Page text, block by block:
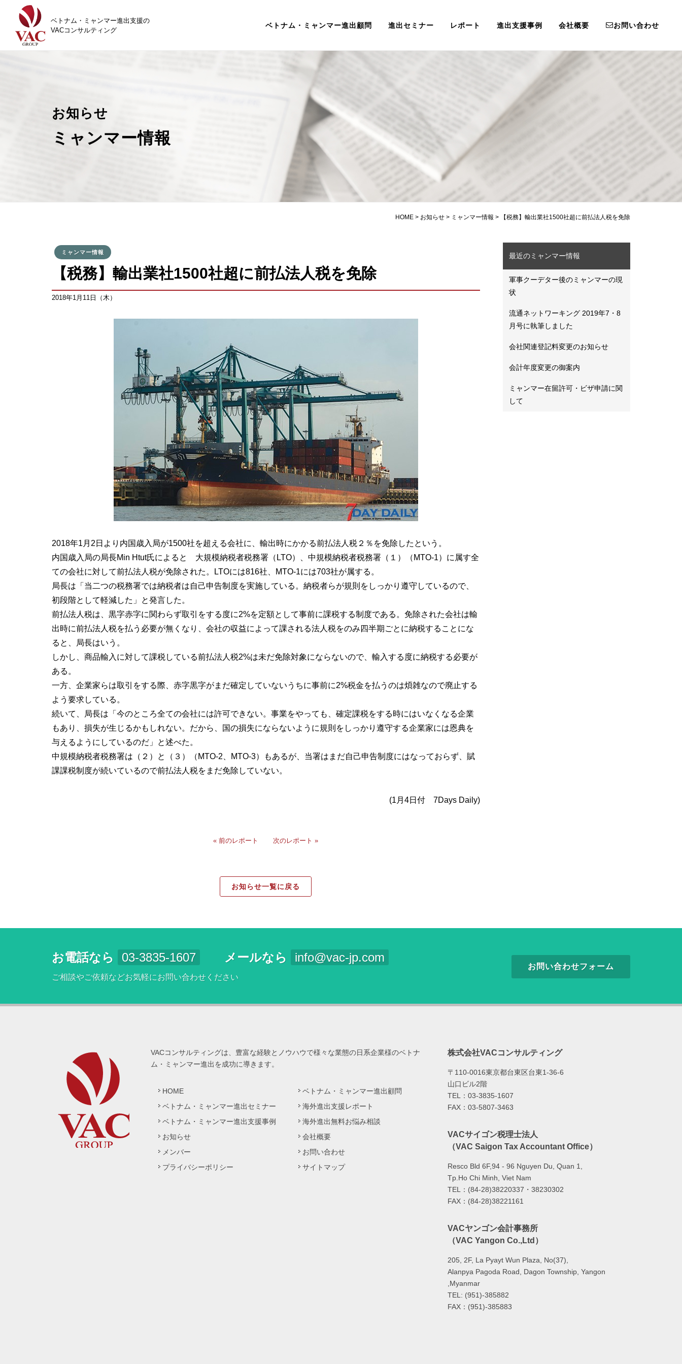
ベトナム・ミャンマー進出支援の
VACコンサルティング
ベトナム・ミャンマー進出顧問 進出セミナー レポート 進出支援事例 会社概要 お問い合わせ
お知らせ
ミャンマー情報
HOME > お知らせ > ミャンマー情報 > 【税務】輸出業社1500社超に前払法人税を免除
ミャンマー情報
【税務】輸出業社1500社超に前払法人税を免除
2018年1月11日（木）
2018年1月2日より内国歳入局が1500社を超える会社に、輸出時にかかる前払法人税２％を免除したという。
内国歳入局の局長Min Htut氏によると 大規模納税者税務署（LTO）、中規模納税者税務署（１）（MTO-1）に属す全
ての会社に対して前払法人税が免除された。LTOには816社、MTO-1には703社が属する。
局長は「当二つの税務署では納税者は自己申告制度を実施している。納税者らが規則をしっかり遵守しているので、
初段階として軽減した」と発言した。
前払法人税は、黒字赤字に関わらず取引をする度に2%を定額として事前に課税する制度である。免除された会社は輸
出時に前払法人税を払う必要が無くなり、会社の収益によって課される法人税をのみ四半期ごとに納税することにな
ると、局長はいう。
しかし、商品輸入に対して課税している前払法人税2%は未だ免除対象にならないので、輸入する度に納税する必要が
ある。
一方、企業家らは取引をする際、赤字黒字がまだ確定していないうちに事前に2%税金を払うのは煩雑なので廃止する
よう要求している。
続いて、局長は「今のところ全ての会社には許可できない。事業をやっても、確定課税をする時にはいなくなる企業
もあり、損失が生じるかもしれない。だから、国の損失にならないように規則をしっかり遵守する企業家には恩典を
与えるようにしているのだ」と述べた。
中規模納税者税務署は（２）と（３）（MTO-2、MTO-3）もあるが、当署はまだ自己申告制度にはなっておらず、賦
課課税制度が続いているので前払法人税をまだ免除していない。
(1月4日付 7Days Daily)
« 前のレポート 次のレポート »
お知らせ一覧に戻る
最近のミャンマー情報
軍事クーデター後のミャンマーの現
状
流通ネットワーキング 2019年7・8
月号に執筆しました
会社関連登記料変更のお知らせ
会計年度変更の御案内
ミャンマー在留許可・ビザ申請に関
して
お電話なら 03-3835-1607 メールなら info@vac-jp.com
ご相談やご依頼などお気軽にお問い合わせください
お問い合わせフォーム
VACコンサルティングは、豊富な経験とノウハウで様々な業態の日系企業様のベトナ
ム・ミャンマー進出を成功に導きます。
HOME
ベトナム・ミャンマー進出顧問
ベトナム・ミャンマー進出セミナー
海外進出支援レポート
ベトナム・ミャンマー進出支援事例
海外進出無料お悩み相談
お知らせ
会社概要
メンバー
お問い合わせ
プライバシーポリシー
サイトマップ
株式会社VACコンサルティング
〒110-0016東京都台東区台東1-36-6
山口ビル2階
TEL：03-3835-1607
FAX：03-5807-3463
VACサイゴン税理士法人
（VAC Saigon Tax Accountant Office）
Resco Bld 6F,94 - 96 Nguyen Du, Quan 1,
Tp.Ho Chi Minh, Viet Nam
TEL：(84-28)38220337・38230302
FAX：(84-28)38221161
VACヤンゴン会計事務所
（VAC Yangon Co.,Ltd）
205, 2F, La Pyayt Wun Plaza, No(37),
Alanpya Pagoda Road, Dagon Township, Yangon
,Myanmar
TEL: (951)-385882
FAX：(951)-385883